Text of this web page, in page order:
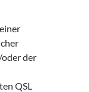
oder der
QSL